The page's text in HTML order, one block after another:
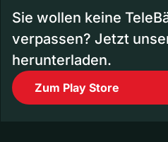
Sie wollen keine
verpassen? Jetzt
herunterladen.
Zum Play Store